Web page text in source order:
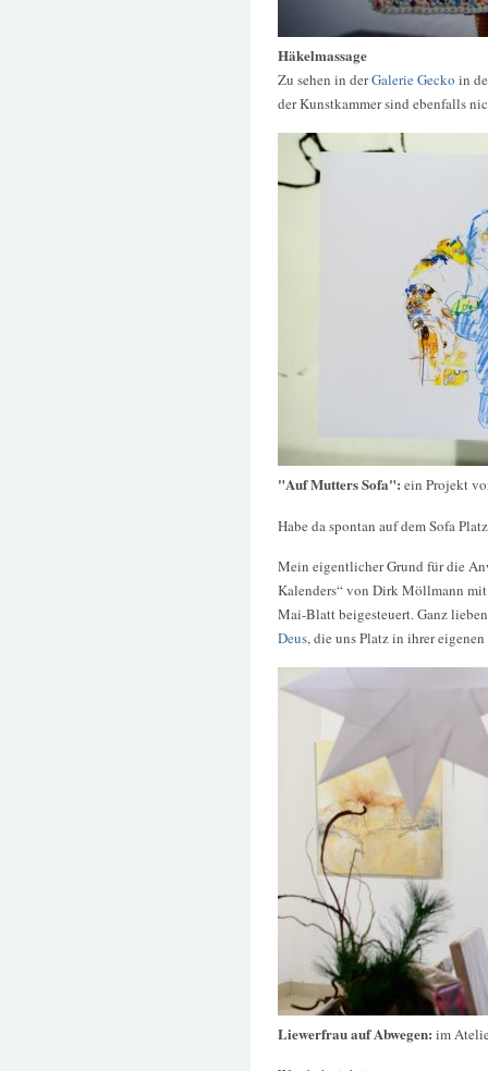
Häkelmassage
Zu sehen in derGalerie Gecko in
der Kunstkammer sind ebenfalls
"Auf Mutters Sofa": ein Projekt
Habe da spontan auf dem Sofa
Mein eigentlicher Grund für die
Kalenders“ von Dirk Möllmann
Mai-Blatt beigesteuert. Ganz
Deus, die uns Platz in ihrer
Liewerfrau auf Abwegen: im